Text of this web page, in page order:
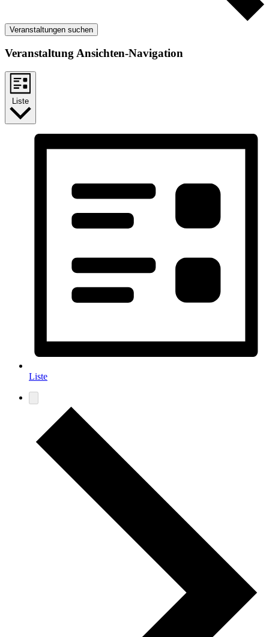
Veranstaltungen suchen
Veranstaltung Ansichten-Navigation
Liste
Liste